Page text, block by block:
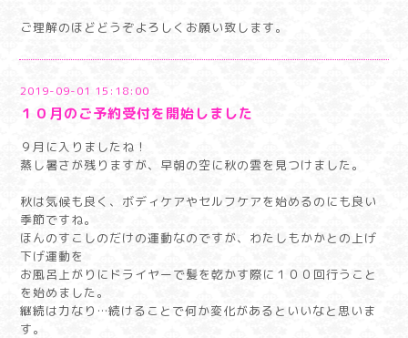
ご理解のほどどうぞよろしくお願い致します。
2019-09-01 15:18:00
１０月のご予約受付を開始しました
９月に入りましたね！
蒸し暑さが残りますが、早朝の空に秋の雲を見つけました。
秋は気候も良く、ボディケアやセルフケアを始めるのにも良い
季節ですね。
ほんのすこしのだけの運動なのですが、わたしもかかとの上げ
下げ運動を
お風呂上がりにドライヤーで髪を乾かす際に１００回行うこと
を始めました。
継続は力なり…続けることで何か変化があるといいなと思いま
す。